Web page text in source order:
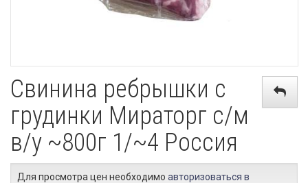
Свинина ребрышки с
грудинки Мираторг с/м
в/у ~800г 1/~4 Россия
Для просмотра цен необходимо авторизоваться в